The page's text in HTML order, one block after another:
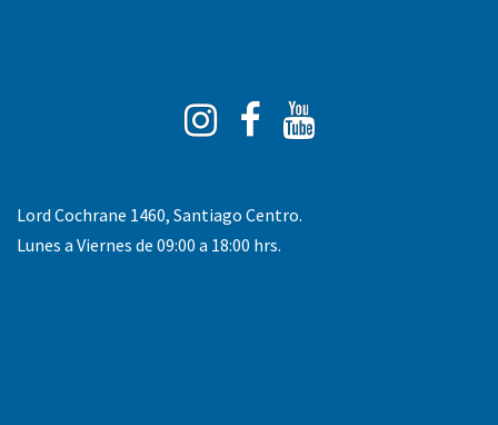
Instagram
Facebook
Tube
Lord Cochrane 1460, Santiago Centro.
Lunes a Viernes de 09:00 a 18:00 hrs.